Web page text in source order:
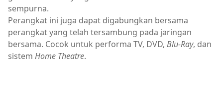
sempurna.
Perangkat ini juga dapat digabungkan bersama
perangkat yang telah tersambung pada jaringan
bersama. Cocok untuk performa TV, DVD, Blu-Ray, dan
sistem Home Theatre.